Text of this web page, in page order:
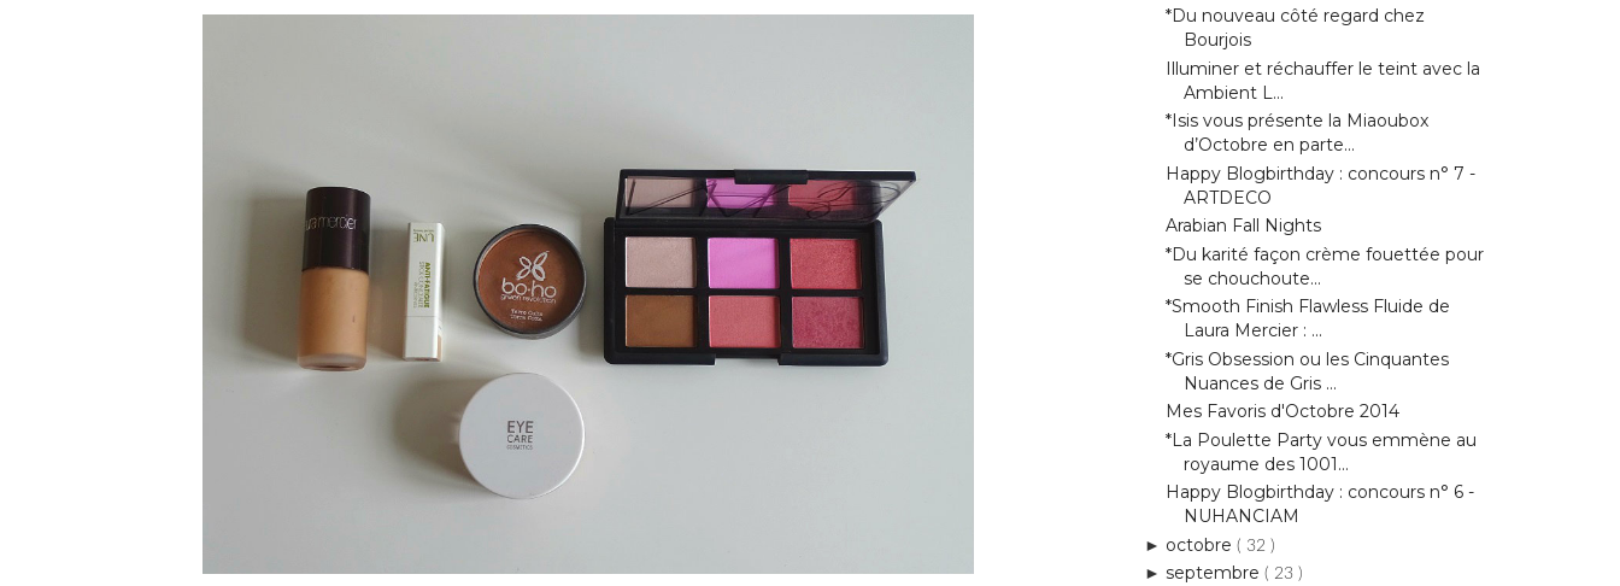
*Du nouveau côté regard chez
Bourjois
Illuminer et réchauffer le teint avec la
Ambient L...
*Isis vous présente la Miaoubox
d’Octobre en parte...
Happy Blogbirthday : concours n° 7 -
ARTDECO
Arabian Fall Nights
*Du karité façon crème fouettée pour
se chouchoute...
*Smooth Finish Flawless Fluide de
Laura Mercier : ...
*Gris Obsession ou les Cinquantes
Nuances de Gris ...
Mes Favoris d'Octobre 2014
*La Poulette Party vous emmène au
royaume des 1001...
Happy Blogbirthday : concours n° 6 -
NUHANCIAM
► octobre ( 32 )
► septembre ( 23 )